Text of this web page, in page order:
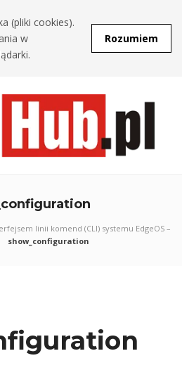
(pliki cookies).
w
Rozumiem
linii komend (CLI) systemu EdgeOS –
show_configuration